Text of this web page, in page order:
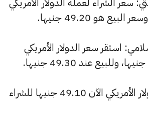
استقر سعر الدولار الأمريكي
ميد بنك: سعر الدولار الأمريكي الآن 49.10 جنيها للشراء